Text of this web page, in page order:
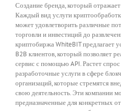
Создание бренда, который
Каждый вид услуги
может удовлетворить различные
торговли и инвестиций до
криптобиржа WhiteBIT предлагает
B2B клиентов, который позволяет
сервис с помощью API. Растет
разработочные услуги в сфере
организаций, которые стремятся
свою деятельность. Эти компании
предназначенные для конкретных